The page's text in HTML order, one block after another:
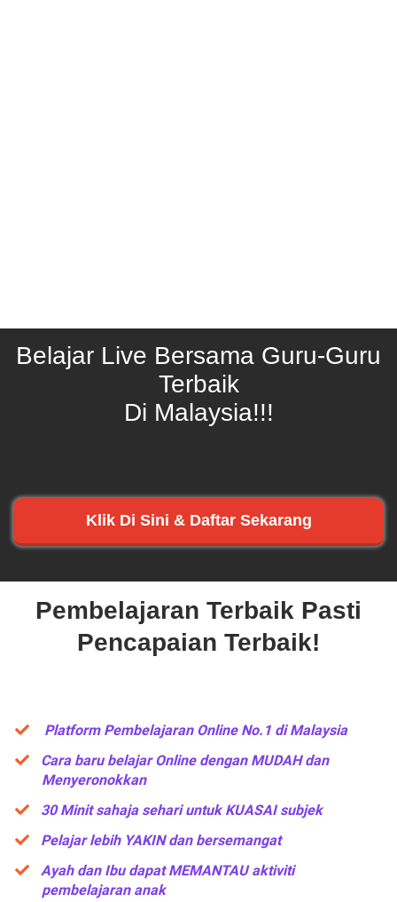
Belajar Live Bersama Guru-Guru
Terbaik
Di Malaysia!!!
Klik Di Sini & Daftar Sekarang
Pembelajaran Terbaik Pasti
Pencapaian Terbaik!
Platform Pembelajaran Online No.1 di Malaysia
​Cara baru belajar Online dengan MUDAH dan
Menyeronokkan
​30 Minit sahaja sehari untuk KUASAI subjek
​Pelajar lebih YAKIN dan bersemangat
​​Ayah dan Ibu dapat MEMANTAU aktiviti
pembelajaran anak